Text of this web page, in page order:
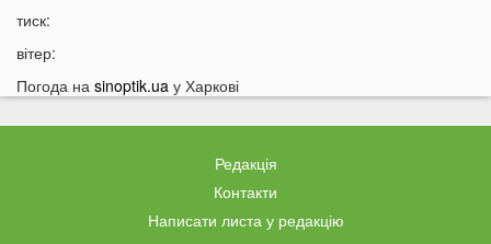
13:51
у чому причина
Зʼявилися деталі нічної ДТП у Луцьку на
У Луцьку утворився величезний затор: що сталося
тиск:
вітер:
Погода на sinoptik.ua у Харкові
Редакція
Контакти
Написати листа у редакцію